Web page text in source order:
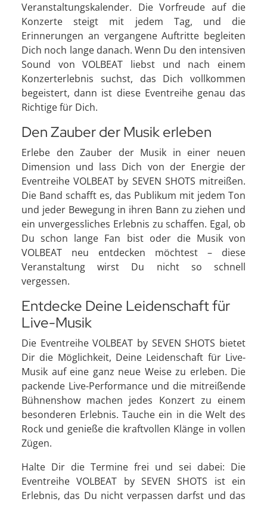
Veranstaltungskalender. Die Vorfreude auf die
Konzerte steigt mit jedem Tag, und die
Erinnerungen an vergangene Auftritte begleiten
Dich noch lange danach. Wenn Du den intensiven
Sound von VOLBEAT liebst und nach einem
Konzerterlebnis suchst, das Dich vollkommen
begeistert, dann ist diese Eventreihe genau das
Richtige für Dich.
Den Zauber der Musik erleben
Erlebe den Zauber der Musik in einer neuen
Dimension und lass Dich von der Energie der
Eventreihe VOLBEAT by SEVEN SHOTS mitreißen.
Die Band schafft es, das Publikum mit jedem Ton
und jeder Bewegung in ihren Bann zu ziehen und
ein unvergessliches Erlebnis zu schaffen. Egal, ob
Du schon lange Fan bist oder die Musik von
VOLBEAT neu entdecken möchtest – diese
Veranstaltung wirst Du nicht so schnell
vergessen.
Entdecke Deine Leidenschaft für
Live-Musik
Die Eventreihe VOLBEAT by SEVEN SHOTS bietet
Dir die Möglichkeit, Deine Leidenschaft für Live-
Musik auf eine ganz neue Weise zu erleben. Die
packende Live-Performance und die mitreißende
Bühnenshow machen jedes Konzert zu einem
besonderen Erlebnis. Tauche ein in die Welt des
Rock und genieße die kraftvollen Klänge in vollen
Zügen.
Halte Dir die Termine frei und sei dabei: Die
Eventreihe VOLBEAT by SEVEN SHOTS ist ein
Erlebnis, das Du nicht verpassen darfst und das